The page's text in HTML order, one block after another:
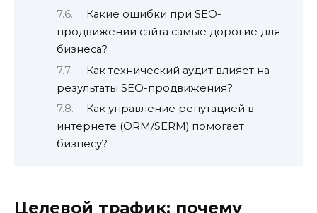
Какие ошибки при SEO-
продвижении сайта самые дорогие для
бизнеса?
Как технический аудит влияет на
результаты SEO-продвижения?
Как управление репутацией в
интернете (ORM/SERM) помогает
бизнесу?
Целевой трафик: почему